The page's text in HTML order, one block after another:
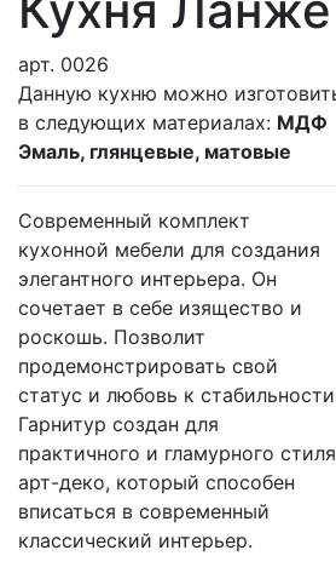
арт. 0026
Данную кухню можно
в следующих материалах: МДФ
Эмаль, глянцевые, матовые
Современный комплект
кухонной мебели для создания
элегантного интерьера. Он
сочетает в себе изящество и
роскошь. Позволит
продемонстрировать свой
статус и любовь к
Гарнитур создан для
практичного и гламурного стиля
арт-деко, который способен
вписаться в современный
классический интерьер.